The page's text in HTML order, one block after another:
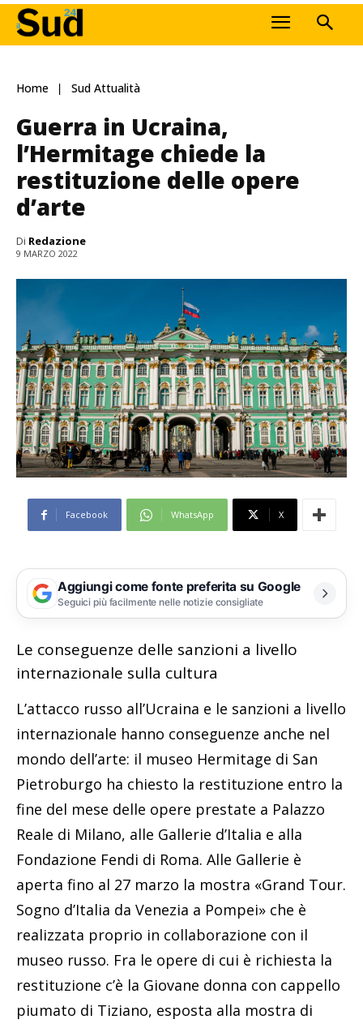
Home Sud Attualità
Guerra in Ucraina,
l’Hermitage chiede la
restituzione delle opere
d’arte
Di Redazione
9 MARZO 2022
Facebook WhatsApp X
Aggiungi come fonte preferita su Google
Seguici più facilmente nelle notizie consigliate
Le conseguenze delle sanzioni a livello
internazionale sulla cultura
L’attacco russo all’Ucraina e le sanzioni a livello
internazionale hanno conseguenze anche nel
mondo dell’arte: il museo Hermitage di San
Pietroburgo ha chiesto la restituzione entro la
fine del mese delle opere prestate a Palazzo
Reale di Milano, alle Gallerie d’Italia e alla
Fondazione Fendi di Roma. Alle Gallerie è
aperta fino al 27 marzo la mostra «Grand Tour.
Sogno d’Italia da Venezia a Pompei» che è
realizzata proprio in collaborazione con il
museo russo. Fra le opere di cui è richiesta la
restituzione c’è la Giovane donna con cappello
piumato di Tiziano, esposta alla mostra di